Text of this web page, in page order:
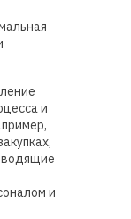
и
и